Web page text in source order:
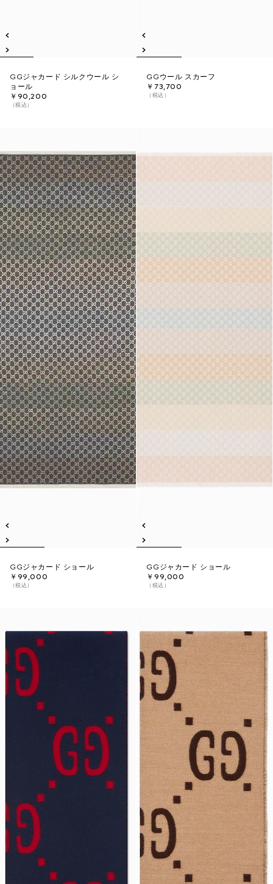
GGジャカード シルクウール シ
ョール
￥90,200
（税込）
GGウール スカーフ
￥73,700
（税込）
GGジャカード ショール
￥99,000
（税込）
GGジャカード ショール
￥99,000
（税込）